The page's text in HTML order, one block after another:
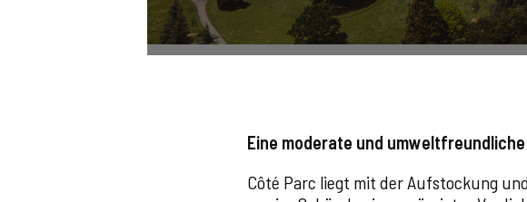
Eine moderate und
Côté Parc liegt mit der Aufstockung